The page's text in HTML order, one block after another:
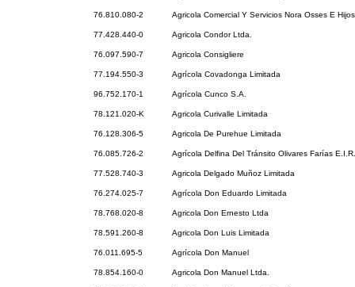
76.810.080-2 Agricola Comercial Y Servicios Nora Osses E
77.428.440-0 Agricola Condor Ltda.
76.097.590-7 Agricola Consigliere
77.194.550-3 Agrícola Covadonga Limitada
96.752.170-1 Agrícola Cunco S.A.
78.121.020-K Agricola Curivalle Limitada
76.128.306-5 Agricola De Purehue Limitada
76.085.726-2 Agrícola Delfina Del Tránsito Olivares Farías
77.528.740-3 Agricola Delgado Muñoz Limitada
76.274.025-7 Agrícola Don Eduardo Limitada
78.768.020-8 Agricola Don Ernesto Ltda
78.591.260-8 Agricola Don Luis Limitada
76.011.695-5 Agrícola Don Manuel
78.854.160-0 Agricola Don Manuel Ltda.